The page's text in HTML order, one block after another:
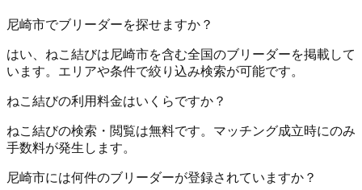
尼崎市でブリーダーを探せますか？
はい、ねこ結びは尼崎市を含む全国のブリーダーを掲載して
います。エリアや条件で絞り込み検索が可能です。
ねこ結びの利用料金はいくらですか？
ねこ結びの検索・閲覧は無料です。マッチング成立時にのみ
手数料が発生します。
尼崎市には何件のブリーダーが登録されていますか？